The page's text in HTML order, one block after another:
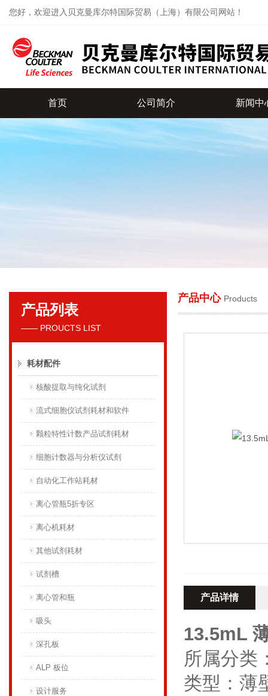
您好，欢迎进入贝克曼库尔特国际贸易（上海）有限公司网站！
贝克曼库尔特国际贸易（上海）有限公司
首页 公司简介 新闻中
产品列表
—— PROUCTS LIST
耗材配件
核酸提取与纯化试剂
流式细胞仪试剂耗材和软件
颗粒特性计数产品试剂耗材
细胞计数器与分析仪试剂
自动化工作站耗材
离心管瓶5折专区
离心机耗材
其他试剂耗材
试剂槽
离心管和瓶
吸头
深孔板
ALP 板位
设计服务
产品中心 Products
产品详情
13.5mL
所属分类
类型：薄